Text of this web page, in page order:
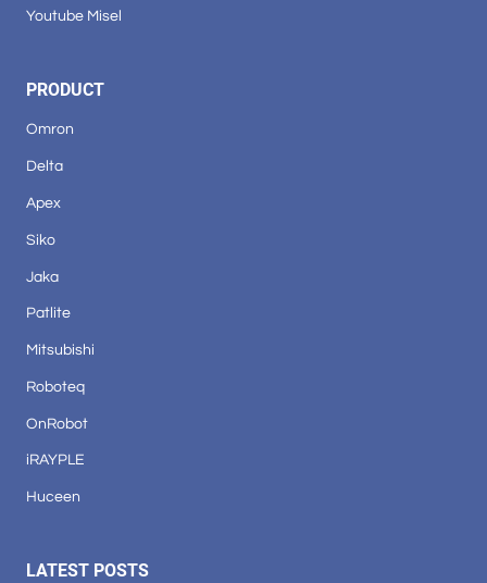
Youtube Misel
PRODUCT
Omron
Delta
Apex
Siko
Jaka
Patlite
Mitsubishi
Roboteq
OnRobot
iRAYPLE
Huceen
LATEST POSTS